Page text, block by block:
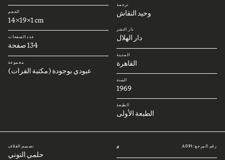
ترجمة
وحيد النقاش
دار النشر
دار الهلال
المدينة
القاهرة
السنة
1969
الطبعة
الطبعة الأولى
الحجم
14x19x1 cm
عدد الصفحات
134 صفحة
مجموعة
عبودي بوجودة (مكتبة الفرات)
رقم المرجع: A091 # تصميم الغلاف
حلمي التوني